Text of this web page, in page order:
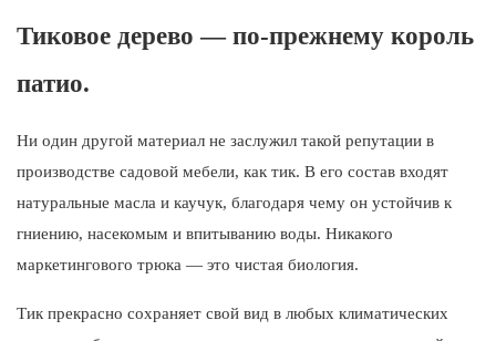
Тиковое дерево — по-прежнему король
патио.
Ни один другой материал не заслужил такой репутации в
производстве садовой мебели, как тик. В его состав входят
натуральные масла и каучук, благодаря чему он устойчив к
гниению, насекомым и впитыванию воды. Никакого
маркетингового трюка — это чистая биология.
Тик прекрасно сохраняет свой вид в любых климатических